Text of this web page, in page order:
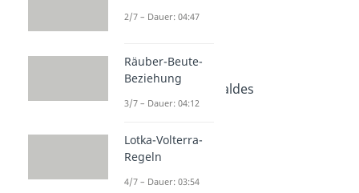
Ökosystem
Ökosystem Wald
Dauer: 04:32
Stockwerke des Waldes
Dauer: 04:04
Dauer: 04:11
Sukzession
2/7 – Dauer: 04:47
Räuber-Beute-
Beziehung
3/7 – Dauer: 04:12
Lotka-Volterra-
Regeln
4/7 – Dauer: 03:54